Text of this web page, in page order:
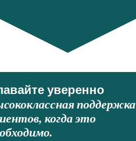
уверенно
поддержка
когда это